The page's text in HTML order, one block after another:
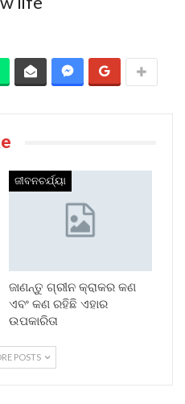
ଜୀବନଚର୍ଯ୍ୟା
ଜାଣନ୍ତୁ ଗ୍ରୀନ କ୍ରାକର କଣ
ଏବଂ କଣ ରହିଛି ଏହାର
ଉପକାରିତା
POSTS